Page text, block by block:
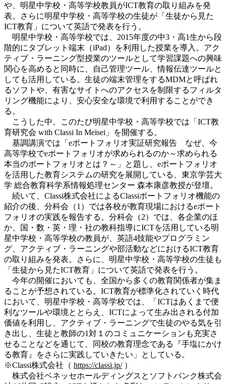
や、明星中学校・高等学校教員がICT教育の取り組みを発
表。さらに明星中学校・高等学校の生徒が「生徒から見た
ICT教育」について英語で発表を行う。
明星中学校・高等学校では、2015年度の中3・高1生から段
階的にタブレット端末（iPad）を利用した授業を導入。アク
ティブ・ラーニング型授業のツールとして学習課題への興味
関心を高めると同時に、自己管理ツール、情報伝達ツールと
しても活用している。生徒の端末管理をするMDMと呼ばれ
るソフトや、有害なサイトへのアクセスを制限するフィルタ
リング機能により、安心安全な環境で利用することができ
る。
こうした中、このたび明星中学校・高等学校では「ICT教
育研究会 with Classi In Meisei」を開催する。
基調講演では「eポートフォリオ実証研究報告 なぜ、今
高等学校でeポートフォリオが求められるのか～求められる
本当のポートフォリオとは？～」と題し、eポートフォリオ
を活用した教育システムの研究を展開している、東京学芸大
学 総合教育科学系情報処理センター 森本康彦教授が登壇。
続いて、Classi株式会社によるClassiポートフォリオ機能の
紹介の後、分科会（1）では各校が教育現場におけるeポート
フォリオの実践を報告する。分科会（2）では、各企業のほ
か、国・数・英・理・社の教科指導にICTを活用している明
星中学校・高等学校の教員が、英語4技能やプログラミン
グ、アクティブ・ラーニングや部活動などにおけるICT教育
の取り組みを発表。さらに、明星中学校・高等学校の生徒も
「生徒から見たICT教育」について英語で発表を行う。
今年の開催においても、全国から多くの教育関係者が集ま
ることが予想されている。ICT教育が標準化されていく時代
において、明星中学校・高等学校では、「ICTはあくまで便
利なツールや環境ととらえ、ICTによって生み出される付加
価値を利用し、アクティブ・ラーニングで生徒のやる気を引
き出し、生徒と教師の1対１のコミュニケーションも充実さ
せることなどを通じて、同校の教育理念である『手塩にかけ
る教育』をさらに実践していきたい」としている。
※Classi株式会社（ https://classi.jp/）
株式会社ベネッセホールディングスとソフトバンク株式会